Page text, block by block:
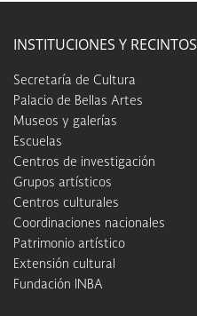
INSTITUCIONES Y RECINTOS
Secretaría de Cultura
Palacio de Bellas Artes
Museos y galerías
Escuelas
Centros de investigación
Grupos artísticos
Centros culturales
Coordinaciones nacionales
Patrimonio artístico
Extensión cultural
Fundación INBA